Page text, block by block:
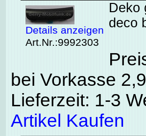
Details anzeigen
Art.Nr.:9992303
Deko
deco
bei Vorkasse
Lieferzeit: 1-3
Artikel Kaufen